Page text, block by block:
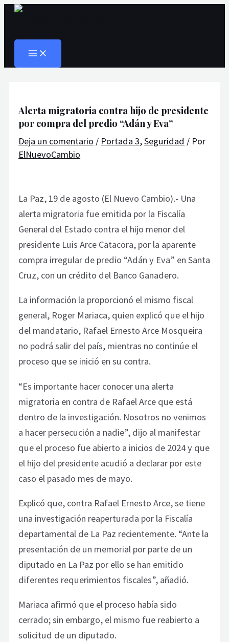
Ir
contenido
MAIN
Alerta migratoria contra hijo de presidente
por compra del predio “Adán y Eva”
Deja un comentario / Portada 3,Seguridad / Por
ElNuevoCambio
La Paz, 19 de agosto (El Nuevo Cambio).- Una
alerta migratoria fue emitida por la Fiscalía
General del Estado contra el hijo menor del
presidente Luis Arce Catacora, por la aparente
compra irregular de predio “Adán y Eva” en Santa
Cruz, con un crédito del Banco Ganadero.
La información la proporcionó el mismo fiscal
general, Roger Mariaca, quien explicó que el hijo
del mandatario, Rafael Ernesto Arce Mosqueira
no podrá salir del país, mientras no continúe el
proceso que se inició en su contra.
“Es importante hacer conocer una alerta
migratoria en contra de Rafael Arce que está
dentro de la investigación. Nosotros no venimos
a hacer persecución a nadie”, dijo al manifestar
que el proceso fue abierto a inicios de 2024 y que
el hijo del presidente acudió a declarar por este
caso el pasado mes de mayo.
Explicó que, contra Rafael Ernesto Arce, se tiene
una investigación reaperturada por la Fiscalía
departamental de La Paz recientemente. “Ante la
presentación de un memorial por parte de un
diputado en La Paz por ello se han emitido
diferentes requerimientos fiscales”, añadió.
Mariaca afirmó que el proceso había sido
cerrado; sin embargo, el mismo fue reabierto a
solicitud de un diputado.
Navegación
entradas
Escribe
Nombre*
Correo
Web